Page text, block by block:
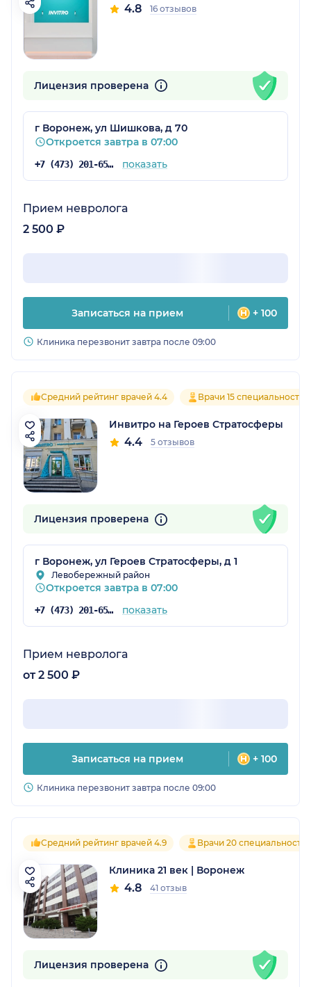
4.8 16 отзывов
Лицензия проверена
г Воронеж, ул Шишкова, д 70
Откроется завтра в 07:00
+7 (473) 201-65-34 показать
Прием невролога
2 500 ₽
Записаться на прием + 100
Клиника перезвонит завтра после 09:00
Средний рейтинг врачей 4.4 Врачи 15 специальностей
Инвитро на Героев Стратосферы
4.4 5 отзывов
Лицензия проверена
г Воронеж, ул Героев Стратосферы, д 1
Левобережный район
Откроется завтра в 07:00
+7 (473) 201-65-34 показать
Прием невролога
от 2 500 ₽
Записаться на прием + 100
Клиника перезвонит завтра после 09:00
Средний рейтинг врачей 4.9 Врачи 20
Клиника 21 век | Воронеж
4.8 41 отзыв
Лицензия проверена